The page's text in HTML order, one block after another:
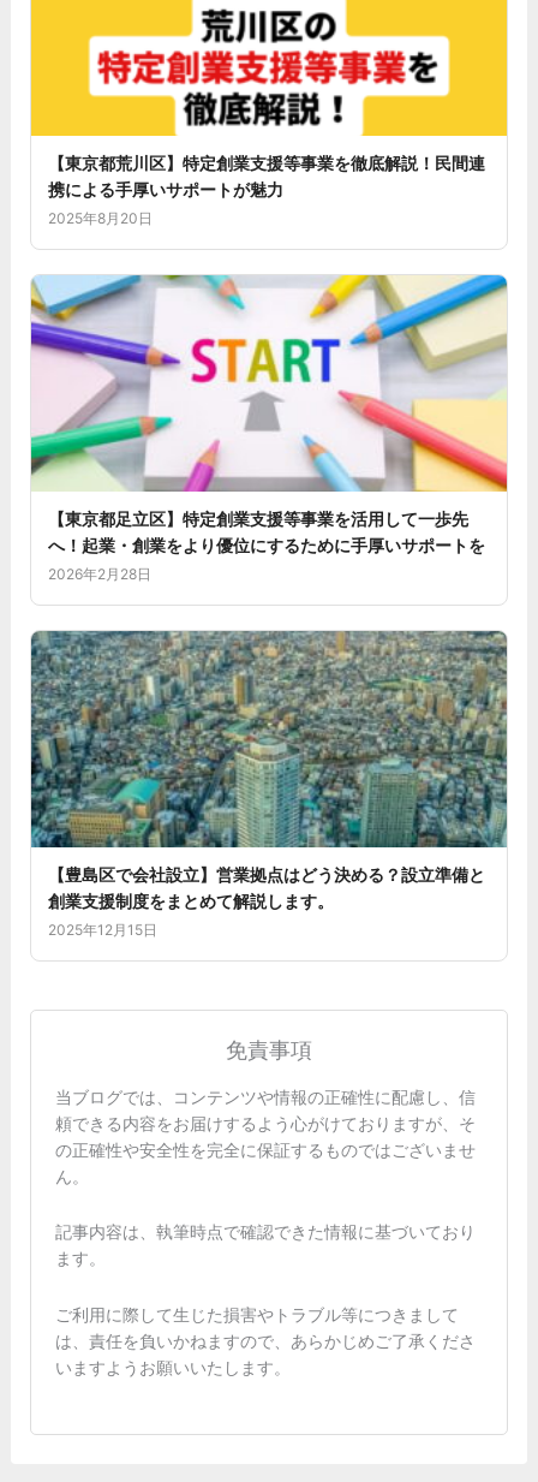
【東京都荒川区】特定創業支援等事業を徹底解説！民間連
携による手厚いサポートが魅力
2025年8月20日
【東京都足立区】特定創業支援等事業を活用して一歩先
へ！起業・創業をより優位にするために手厚いサポートを
2026年2月28日
【豊島区で会社設立】営業拠点はどう決める？設立準備と
創業支援制度をまとめて解説します。
2025年12月15日
免責事項
当ブログでは、コンテンツや情報の正確性に配慮し、信
頼できる内容をお届けするよう心がけておりますが、そ
の正確性や安全性を完全に保証するものではございませ
ん。
記事内容は、執筆時点で確認できた情報に基づいており
ます。
ご利用に際して生じた損害やトラブル等につきまして
は、責任を負いかねますので、あらかじめご了承くださ
いますようお願いいたします。